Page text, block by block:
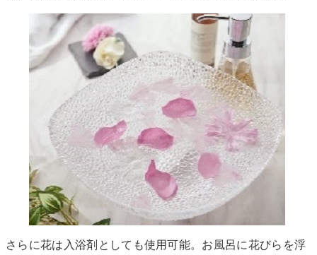
さらに花は入浴剤としても使用可能。お風呂に花びらを浮